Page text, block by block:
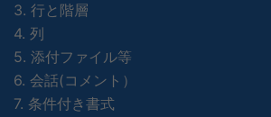
3. 行と階層
4. 列
5. 添付ファイル等
6. 会話(コメント）
7. 条件付き書式